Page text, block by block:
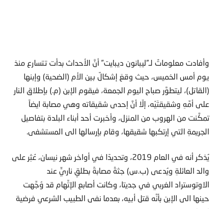
وأفادت معلوماتٌ لـ”ليبانون ديبايت” أنَّ الأحداث بدأت تتسارع منذ
يوم أمس الخميس، حيث وقعَ إشكالٌ بين الأم (الضحية) وإبنها
(القاتل)، ليتطوَّر صباح اليوم الجمعة، فيقوم الإبن (م.) بإطلاق النار
على أمِّهِ وشقيقتَيْه، إلّا أنَّ إحدى شقيقاته وهي مصابة ايضاً
تمكَّنت من الهروب من المنزل، وأخبرت أحد أبناء البلدة بتفاصيل
الجريمةِ التي إرتكبها شقيقها، وقام بإرسالها الى المستشفى.
يُذكر أنه في العام 2019، وتحديدًا في أواخر شهر نيسان، عُثِر على
والد العائلةِ ويُدعى (ب.س) جثةً مصابةً بطلقٍ ناريٍّ عند
الاوتوستراد الغربي في جديتا، وكانت أصابع الإتِّهام قد وُجِّهت
حينها الى الإبن بأنَّه قتل أبيه، بعدما نفى الطبيب الشرعي فرضية